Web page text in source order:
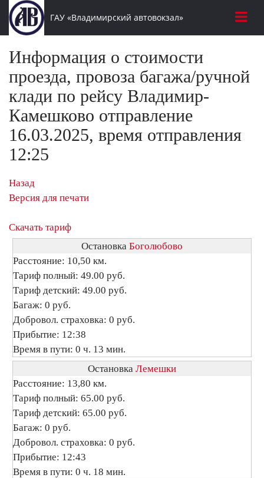
ГАУ «Владимирский автовокзал»
Информация о стоимости
проезда, провоза багажа/ручной
клади по рейсу Владимир-
Камешково отправление
16.03.2025, время отправления
12:25
Назад
Версия для печати
Скачать тариф
Остановка Боголюбово
Расстояние: 10,50 км.
Тариф полный: 49.00 руб.
Тариф детский: 49.00 руб.
Багаж: 0 руб.
Добровол. страховка: 0 руб.
Прибытие: 12:38
Время в пути: 0 ч. 13 мин.
Остановка Лемешки
Расстояние: 13,80 км.
Тариф полный: 65.00 руб.
Тариф детский: 65.00 руб.
Багаж: 0 руб.
Добровол. страховка: 0 руб.
Прибытие: 12:43
Время в пути: 0 ч. 18 мин.